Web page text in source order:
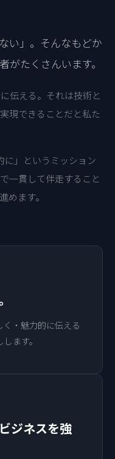
い」。そんなもどか
がたくさんいます。
伝える。それは技術と
現できることだと私た
に」というミッション
一貫して伴走すること
めます。
・魅力的に伝える
ます。
ジネスを強